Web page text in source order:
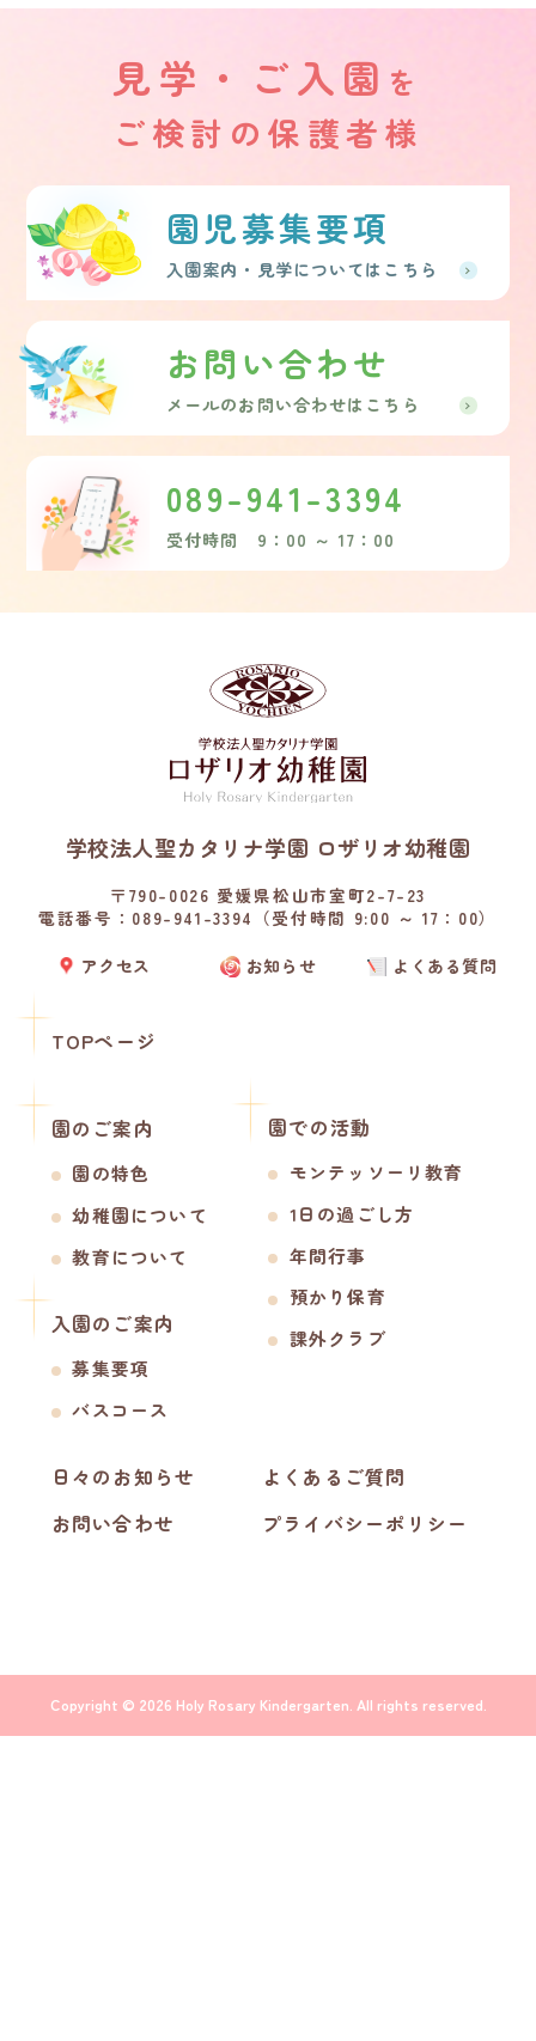
見学・ご入園 を
ご検討の保護者様
園児募集要項
入園案内・見学についてはこちら
お問い合わせ
メールのお問い合わせはこちら
089-941-3394
受付時間 9：00 ～ 17：00
TOPページ
園のご案内
園の特色
幼稚園について
教育について
園での活動
モンテッソーリ教育
1日の過ごし方
年間行事
預かり保育
課外クラブ
入園のご案内
募集要項
バスコース
日々のお知らせ
よくあるご質問
お問い合わせ
プライバシーポリシー
学校法人聖カタリナ学園 ロザリオ幼稚園
〒790-0026 愛媛県松山市室町2-7-23
電話番号：089-941-3394（受付時間 9:00 ～ 17：00）
アクセス お知らせ よくある質問
Copyright © 2026 Holy Rosary Kindergarten. All rights reserved.